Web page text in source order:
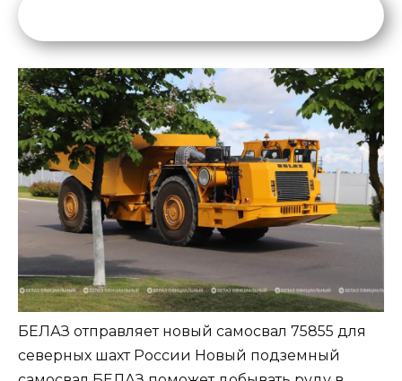
БЕЛАЗ отправляет новый самосвал 75855 для
северных шахт России Новый подземный